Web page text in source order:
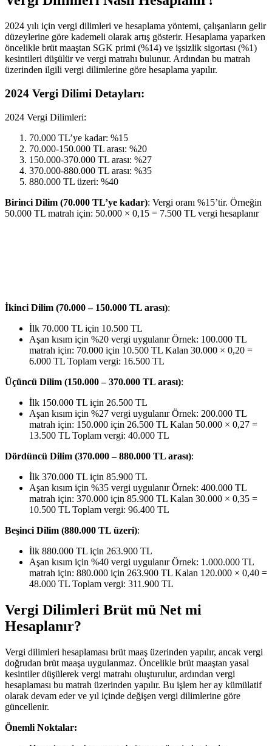
2024 yılı için vergi dilimleri ve hesaplama yöntemi, çalışanların gelir
düzeylerine göre kademeli olarak artış gösterir. Hesaplama yaparken
öncelikle brüt maaştan SGK primi (%14) ve işsizlik sigortası (%1)
kesintileri düşülür ve vergi matrahı bulunur. Ardından bu matrah
üzerinden ilgili vergi dilimlerine göre hesaplama yapılır.
2024 Vergi Dilimi Detayları:
2024 Vergi Dilimleri:
70.000 TL’ye kadar: %15
70.000-150.000 TL arası: %20
150.000-370.000 TL arası: %27
370.000-880.000 TL arası: %35
880.000 TL üzeri: %40
Birinci Dilim (70.000 TL’ye kadar): Vergi oranı %15’tir. Örneğin
50.000 TL matrah için: 50.000 × 0,15 = 7.500 TL vergi hesaplanır
İkinci Dilim (70.000 – 150.000 TL arası):
İlk 70.000 TL için 10.500 TL
Aşan kısım için %20 vergi uygulanır Örnek: 100.000 TL
matrah için: 70.000 için 10.500 TL Kalan 30.000 × 0,20 =
6.000 TL Toplam vergi: 16.500 TL
Üçüncü Dilim (150.000 – 370.000 TL arası):
İlk 150.000 TL için 26.500 TL
Aşan kısım için %27 vergi uygulanır Örnek: 200.000 TL
matrah için: 150.000 için 26.500 TL Kalan 50.000 × 0,27 =
13.500 TL Toplam vergi: 40.000 TL
Dördüncü Dilim (370.000 – 880.000 TL arası):
İlk 370.000 TL için 85.900 TL
Aşan kısım için %35 vergi uygulanır Örnek: 400.000 TL
matrah için: 370.000 için 85.900 TL Kalan 30.000 × 0,35 =
10.500 TL Toplam vergi: 96.400 TL
Beşinci Dilim (880.000 TL üzeri):
İlk 880.000 TL için 263.900 TL
Aşan kısım için %40 vergi uygulanır Örnek: 1.000.000 TL
matrah için: 880.000 için 263.900 TL Kalan 120.000 × 0,40 =
48.000 TL Toplam vergi: 311.900 TL
Vergi Dilimleri Brüt mü Net mi
Hesaplanır?
Vergi dilimleri hesaplaması brüt maaş üzerinden yapılır, ancak vergi
doğrudan brüt maaşa uygulanmaz. Öncelikle brüt maaştan yasal
kesintiler düşülerek vergi matrahı oluşturulur, ardından vergi
hesaplaması bu matrah üzerinden yapılır. Bu işlem her ay kümülatif
olarak devam eder ve yıl içinde değişen vergi dilimlerine göre
güncellenir.
Önemli Noktalar: